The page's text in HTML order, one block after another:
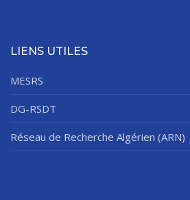
LIENS UTILES
MESRS
DG-RSDT
Réseau de Recherche Algérien (ARN)